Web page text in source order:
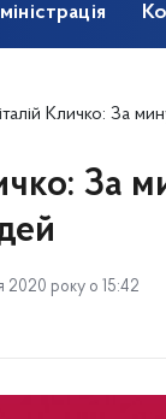
Кличко: За минулу добу
За
2020 року о 15:42